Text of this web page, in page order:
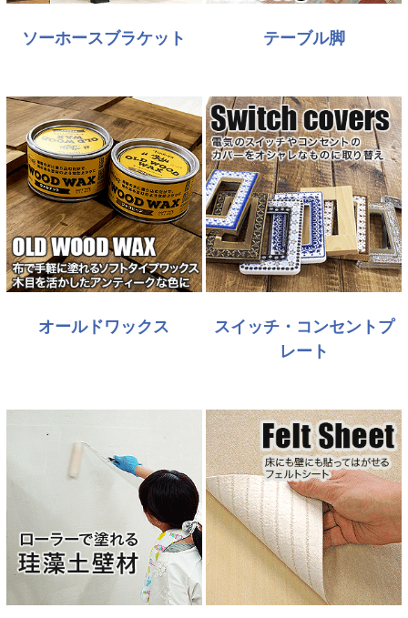
ソーホースブラケット テーブル脚
オールドワックス
スイッチ・コンセントプ
レート